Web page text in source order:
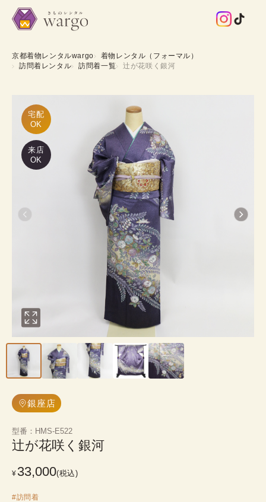
京都着物レンタルwargo
着物レンタル（フォーマル）
訪問着レンタル
訪問着一覧 辻が花咲く銀河
宅配
OK
来店
OK
銀座店
型番 ： HMS-E522
辻が花咲く銀河
¥ 33,000(税込)
#訪問着